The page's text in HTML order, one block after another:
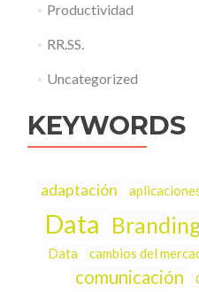
Productividad
RR.SS.
Uncategorized
KEYWORDS
adaptación
Data
Data
cambios del
comunicación